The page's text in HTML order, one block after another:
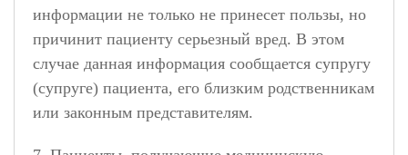
информации не только не принесет пользы, но
причинит пациенту серьезный вред. В этом
случае данная информация сообщается супругу
(супруге) пациента, его близким родственникам
или законным представителям.